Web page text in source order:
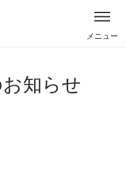
メニュー
お知らせ